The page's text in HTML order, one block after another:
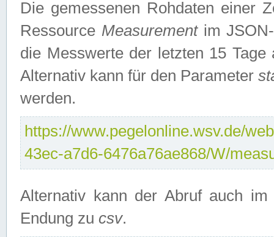
Die gemessenen Rohdaten einer
Ressource Measurementim JSON-
die Messwerte der letzten 15
Alternativ kann für den Parameter
werden.
https://www.pegelonline.wsv.de/
43ec-a7d6-6476a76ae868/W/
Alternativ kann der Abruf auch
Endung zu csv.